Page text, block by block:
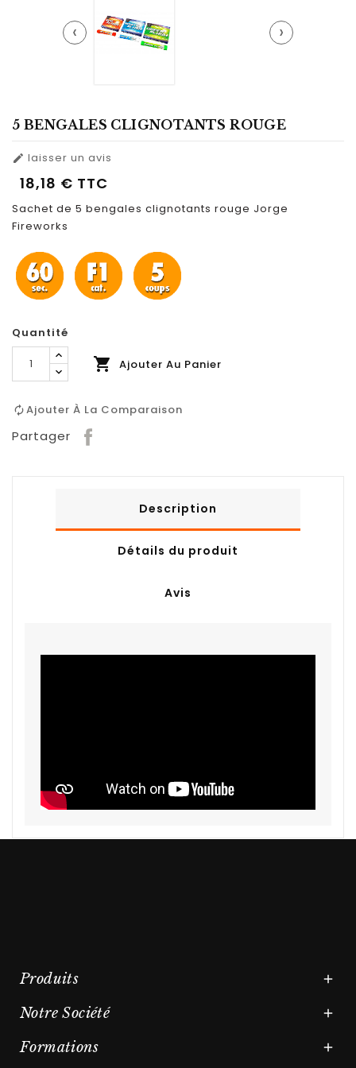
‹ ›
5 BENGALES CLIGNOTANTS ROUGE
 laisser un avis
18,18 € TTC
Sachet de 5 bengales clignotants rouge Jorge
Fireworks
Quantité
 Ajouter Au Panier
Ajouter À La Comparaison
Partager
Description
Détails du produit
Avis
Produits 
Notre Société 
Formations 